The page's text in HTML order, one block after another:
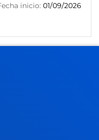
inicio: 01/09/2026